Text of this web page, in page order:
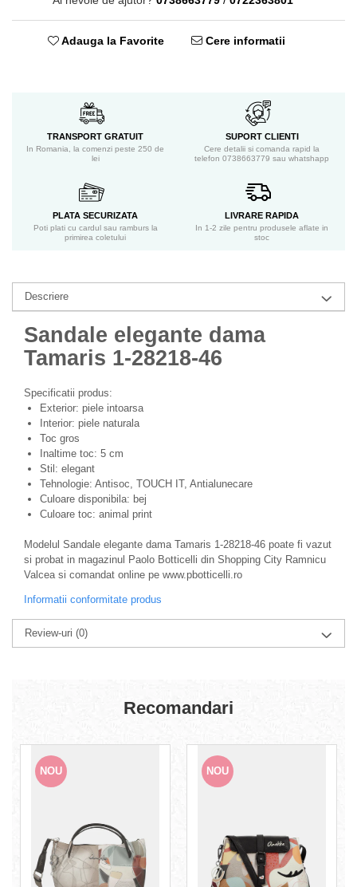
Adauga la Favorite Cere informatii
TRANSPORT GRATUIT
In Romania, la comenzi peste 250 de
lei
SUPORT CLIENTI
Cere detalii si comanda rapid la
telefon 0738663779 sau whatshapp
PLATA SECURIZATA
Poti plati cu cardul sau ramburs la
primirea coletului
LIVRARE RAPIDA
In 1-2 zile pentru produsele aflate in
stoc
Descriere
Sandale elegante dama
Tamaris 1-28218-46
Specificatii produs:
Exterior: piele intoarsa
Interior: piele naturala
Toc gros
Inaltime toc: 5 cm
Stil: elegant
Tehnologie: Antisoc, TOUCH IT, Antialunecare
Culoare disponibila: bej
Culoare toc: animal print
Modelul Sandale elegante dama Tamaris 1-28218-46 poate fi vazut
si probat in magazinul Paolo Botticelli din Shopping City Ramnicu
Valcea si comandat online pe www.pbotticelli.ro
Informatii conformitate produs
Review-uri (0)
Recomandari
NOU NOU